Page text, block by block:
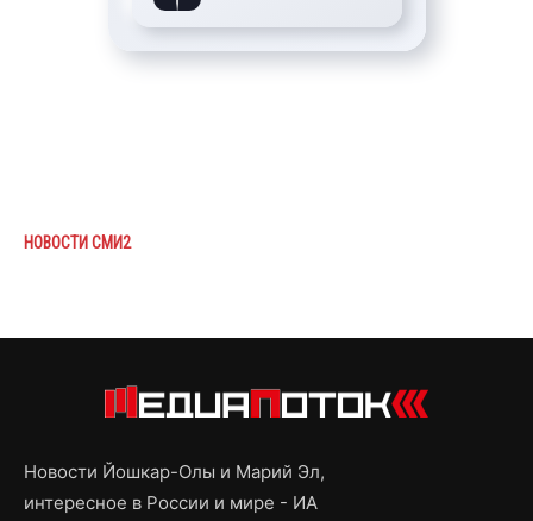
НОВОСТИ СМИ2
Новости Йошкар-Олы и Марий Эл,
интересное в России и мире - ИА